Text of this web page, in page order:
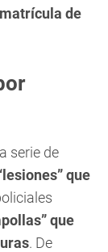
de
serie de
que
que
. De